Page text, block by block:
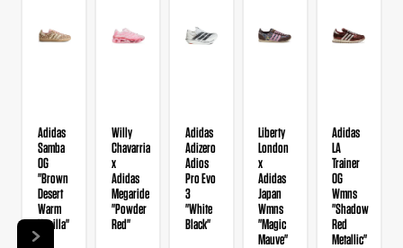
Adidas
Samba
OG
"Brown
Desert
Warm
Vanilla"
Willy
Chavarria
x
Adidas
Megaride
"Powder
Red"
Adidas
Adizero
Adios
Pro Evo
3
"White
Black"
Liberty
London
x
Adidas
Japan
Wmns
"Magic
Mauve"
Adidas
LA
Trainer
OG
Wmns
"Shadow
Red
Metallic"